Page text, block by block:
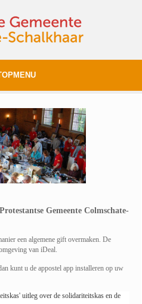
Gemeente Colmschate-
een algemene gift overmaken. De
van iDeal.
kunt u de appostel app installeren op uw
uitleg over de solidariteitskas en de